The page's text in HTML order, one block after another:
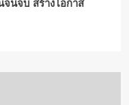
นจบ สร้างโอกาส